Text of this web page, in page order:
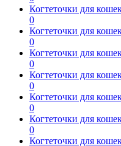
Когтеточки для
0
Когтеточки для
0
Когтеточки для
0
Когтеточки для
0
Когтеточки для
0
Когтеточки для
0
Когтеточки для